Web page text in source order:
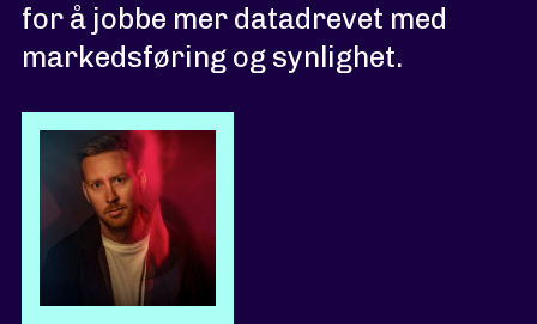
for å jobbe mer datadrevet med
markedsføring og synlighet.